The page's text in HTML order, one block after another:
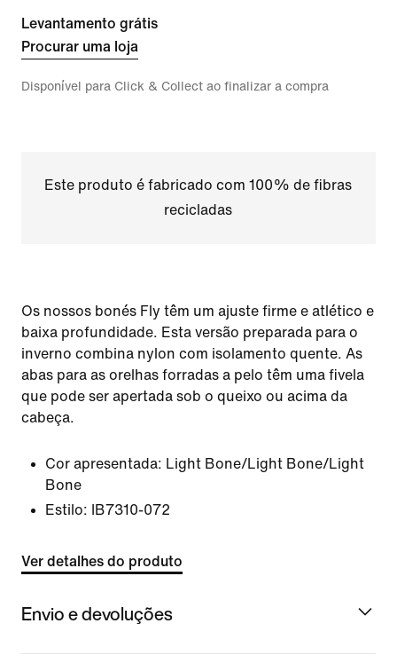
Levantamento grátis
Procurar uma loja
Disponível para Click & Collect ao finalizar a compra
Este produto é fabricado com 100% de fibras
recicladas
Os nossos bonés Fly têm um ajuste firme e atlético e
baixa profundidade. Esta versão preparada para o
inverno combina nylon com isolamento quente. As
abas para as orelhas forradas a pelo têm uma fivela
que pode ser apertada sob o queixo ou acima da
cabeça.
Cor apresentada: Light Bone/Light Bone/Light
Bone
Estilo:
IB7310-072
Ver detalhes do produto
Envio e devoluções